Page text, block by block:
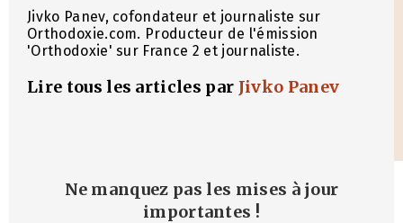
Jivko Panev, cofondateur et journaliste sur
Orthodoxie.com. Producteur de l'émission
'Orthodoxie' sur France 2 et journaliste.
Lire tous les articles par Jivko Panev
Ne manquez pas les mises à jour
importantes !